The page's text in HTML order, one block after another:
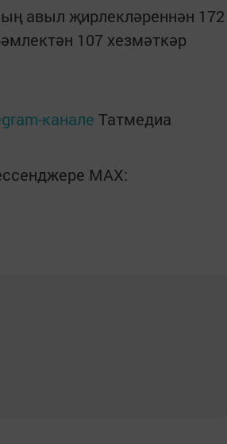
авыл җирлекләреннән 172
107 хезмәткәр
канале Татмедиа
MАХ: